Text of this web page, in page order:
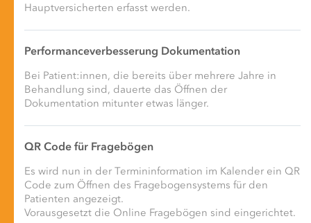
Hauptversicherten erfasst werden.
Performanceverbesserung Dokumentation
Bei Patient:innen, die bereits über mehrere Jahre in
Behandlung sind, dauerte das Öffnen der
Dokumentation mitunter etwas länger.
QR Code für Fragebögen
Es wird nun in der Termininformation im Kalender ein QR
Code zum Öffnen des Fragebogensystems für den
Patienten angezeigt.
Vorausgesetzt die Online Fragebögen sind eingerichtet.